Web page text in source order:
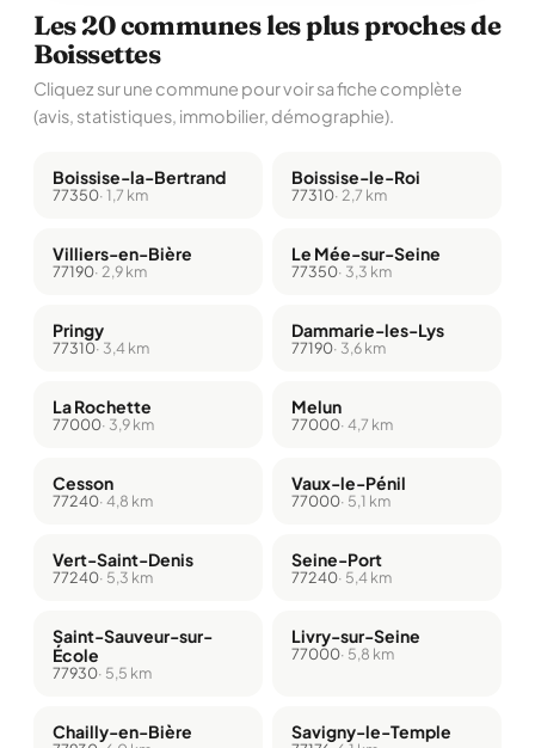
Les 20 communes les plus proches de
Boissettes
Cliquez sur une commune pour voir sa fiche complète
(avis, statistiques, immobilier, démographie).
Boissise-la-Bertrand
77350· 1,7 km
Boissise-le-Roi
77310· 2,7 km
Villiers-en-Bière
77190· 2,9 km
Le Mée-sur-Seine
77350· 3,3 km
Pringy
77310· 3,4 km
Dammarie-les-Lys
77190· 3,6 km
La Rochette
77000· 3,9 km
Melun
77000· 4,7 km
Cesson
77240· 4,8 km
Vaux-le-Pénil
77000· 5,1 km
Vert-Saint-Denis
77240· 5,3 km
Seine-Port
77240· 5,4 km
Saint-Sauveur-sur-
École
77930· 5,5 km
Livry-sur-Seine
77000· 5,8 km
Chailly-en-Bière Savigny-le-Temple